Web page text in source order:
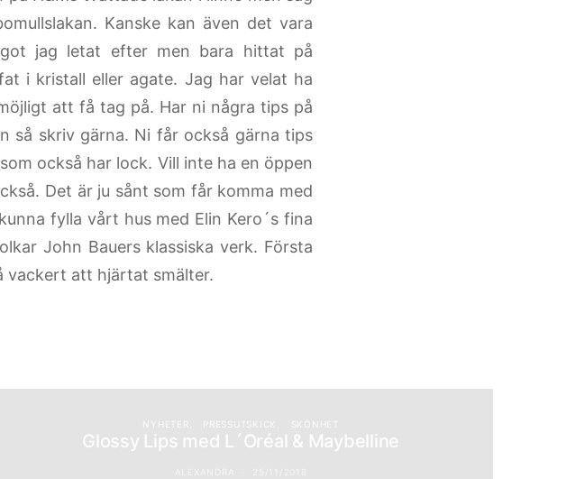
Kanske kan även det vara
jag letat efter men bara hittat på
i kristall eller agate. Jag har velat ha
att få tag på. Har ni några tips på
så skriv gärna. Ni får också gärna tips
också har lock. Vill inte ha en öppen
Det är ju sånt som får komma med
fylla vårt hus med Elin Kero´s fina
John Bauers klassiska verk. Första
vackert att hjärtat smälter.
NYHETER PRESSUTSKICK SKÖNHET
Glossy Lips med L´Oréal & Maybelline